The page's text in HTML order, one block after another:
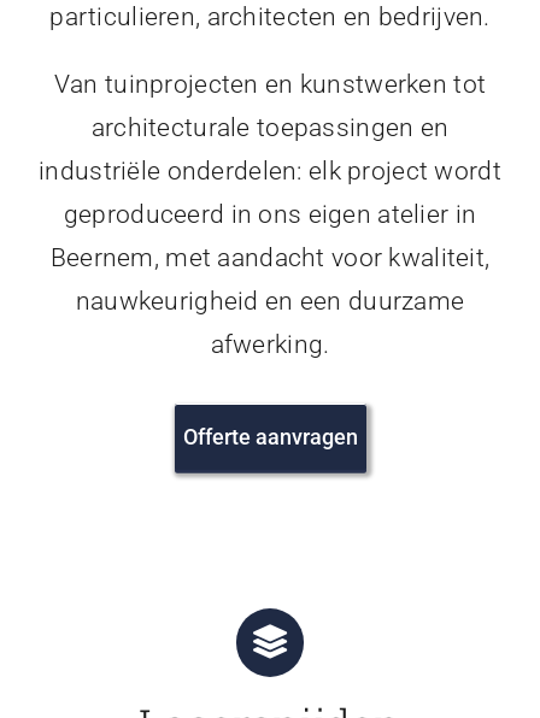
particulieren, architecten en bedrijven.
Van tuinprojecten en kunstwerken tot
architecturale toepassingen en
industriële onderdelen: elk project wordt
geproduceerd in ons eigen atelier in
Beernem, met aandacht voor kwaliteit,
nauwkeurigheid en een duurzame
afwerking.
Offerte aanvragen